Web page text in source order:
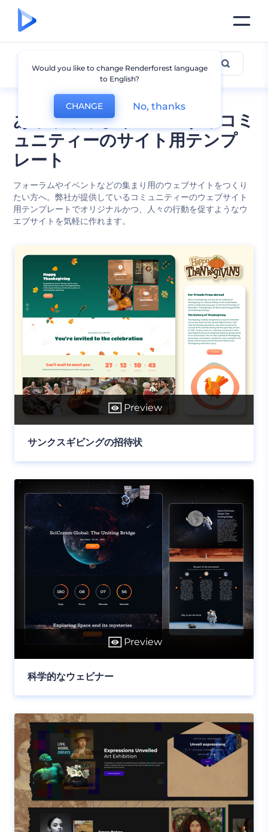
あらゆる集まりに対応するコミ
ュニティーのサイト用テンプ
レート
フォーラムやイベントなどの集まり用のウェブサイトをつくり
たい方へ。弊社が提供しているコミュニティーのウェブサイト
用テンプレートでオリジナルかつ、人々の行動を促すようなウ
エブサイトを気軽に作れます。
コミュニティー
Preview
サンクスギビングの招待状
Preview
科学的なウェビナー
Would you like to change Renderforest language
to English?
CHANGE No, thanks